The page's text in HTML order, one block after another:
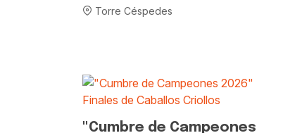
Torre Céspedes
"Cumbre de Campeones